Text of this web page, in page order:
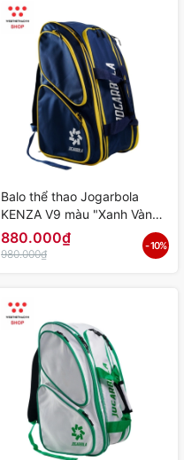
Balo thể thao Jogarbola
KENZA V9 màu "Xanh Vàng"
- Hàng Chính Hãng
880.000₫
980.000₫
- 10%